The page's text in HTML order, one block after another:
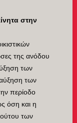
στην
της ανόδου
των
των
περίοδο
όση και η
των